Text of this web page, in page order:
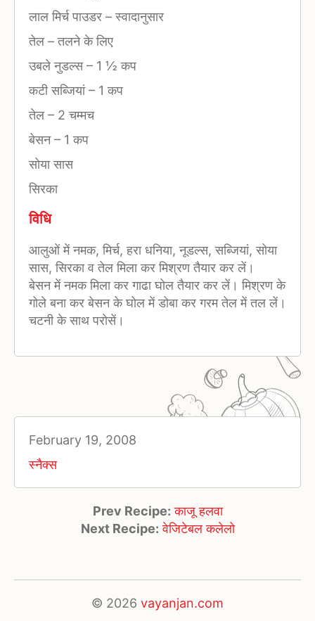
लाल मिर्च पाउडर –स्वादानुसार
तेल –तलने के लिए
उबले नुडल्स– 1 ½ कप
कटी सब्जियां– 1 कप
तेल – 2 चम्मच
बेसन– 1 कप
सोया सास
सिरका
विधि
आलुओं में नमक, मिर्च, हरा धनिया, नूडल्स, सब्जियां, सोया
सास, सिरका व तेल मिला कर मिश्रण तैयार कर लें।
बेसन में नमक मिला कर गाढा घोल तैयार कर लें। मिश्रण के
गोले बना कर बेसन के घोल में डोबा कर गरम तेल में तल लें।
चटनी के साथ परोसें।
February 19, 2008
स्नैक्स
Prev Recipe: काजू हलवा
Next Recipe: वेजिटेबल कलेलो
© 2026 vayanjan.com